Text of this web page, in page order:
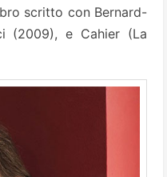
scritto con Bernard-
(2009), e Cahier (La